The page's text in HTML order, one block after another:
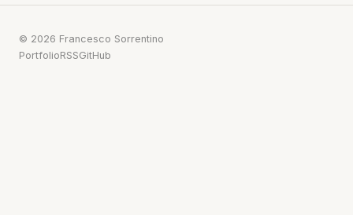
© 2026 Francesco Sorrentino
PortfolioRSSGitHub